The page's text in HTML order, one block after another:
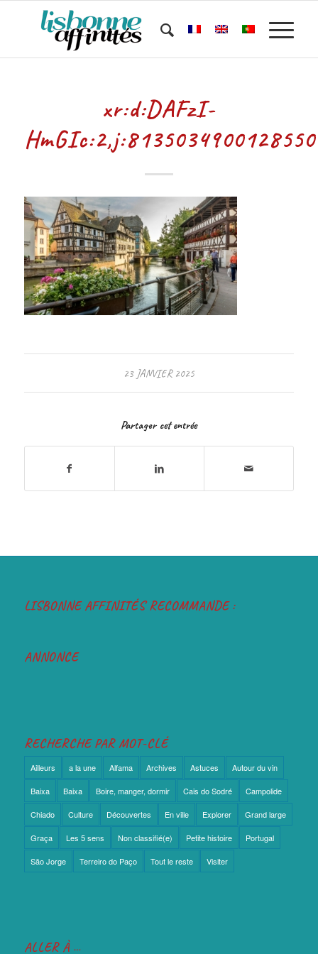
xr:d:DAFzI-
23 JANVIER 2025
Partager cet entrée
LISBONNE AFFINITÉS RECOMMANDE :
ANNONCE
RECHERCHE PAR MOT-CLÉ
Ailleurs a la une Alfama Archives Astuces Autour du vin
Baixa Baixa Boire, manger, dormir Cais do Sodré Campolide
Chiado Culture Découvertes En ville Explorer Grand large
Graça Les 5 sens Non classifié(e) Petite histoire Portugal
São Jorge Terreiro do Paço Tout le reste Visiter
ALLER À …